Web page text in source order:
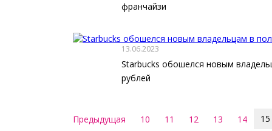
франчайзи
13.06.2023
Starbucks обошелся новым
рублей
Предыдущая 10 11 12 13 14
15